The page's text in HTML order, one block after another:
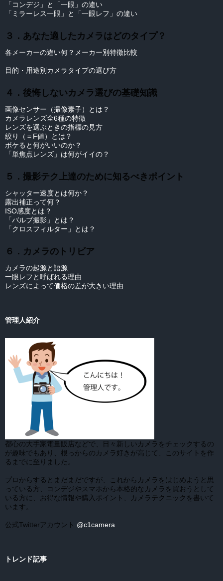
「コンデジ」と「一眼」の違い
「ミラーレス一眼」と「一眼レフ」の違い
３．あなた適したカメラはどのタイプ？
各メーカーの違い何？メーカー別特徴比較
目的・用途別カメラタイプの選び方
４．後悔しないカメラ選びの基礎知識
画像センサー（撮像素子）とは？
カメラレンズ全6種の特徴
レンズを選ぶときの指標の見方
絞り（＝F値）とは？
ボケると何がいいのか？
「単焦点レンズ」は何がイイの？
５．撮影テク上達のために知るべきポイント
シャッター速度とは何か？
露出補正って何？
ISO感度とは？
「バルブ撮影」とは？
「クロスフィルター」とは？
６．カメラのトリビア
カメラの起源と語源
一眼レフと呼ばれる理由
レンズによって価格の差が大きい理由
管理人紹介
都心の大手家電量販店などで、日々新しいカメラをチェックするの
が趣味でもあり、根っからのカメラ好きが高じて、このサイトを作
るまでに至りました。
プロからするとまだまだですが、これからカメラをはじめようと思
っている方、コンデジやスマホから本格的なカメラを買おうとして
いる方に、お得な情報や購入ポイント、カメラテクニックを書いて
います。
公式Twitterアカウント @c1camera
トレンド記事